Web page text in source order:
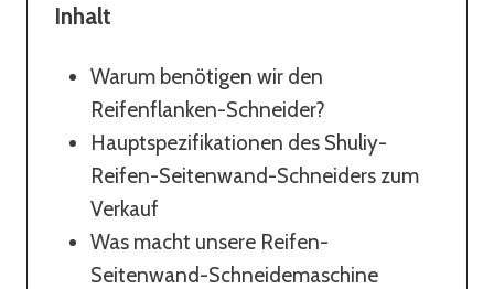
Inhalt
Warum benötigen wir den
Reifenflanken-Schneider?
Hauptspezifikationen des Shuliy-
Reifen-Seitenwand-Schneiders zum
Verkauf
Was macht unsere Reifen-
Seitenwand-Schneidemaschine